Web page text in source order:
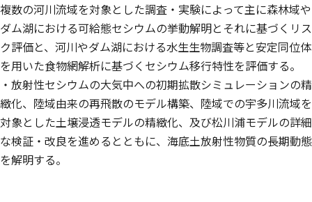
複数の河川流域を対象とした調査・実験によって主に森林域や
ダム湖における可給態セシウムの挙動解明とそれに基づくリス
ク評価と、河川やダム湖における水生生物調査等と安定同位体
を用いた食物網解析に基づくセシウム移行特性を評価する。
・放射性セシウムの大気中への初期拡散シミュレーションの精
緻化、陸域由来の再飛散のモデル構築、陸域での宇多川流域を
対象とした土壌浸透モデルの精緻化、及び松川浦モデルの詳細
な検証・改良を進めるとともに、海底土放射性物質の長期動態
を解明する。